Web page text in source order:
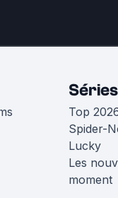
Séries
Top
Spider-
Lucky
Les
moment